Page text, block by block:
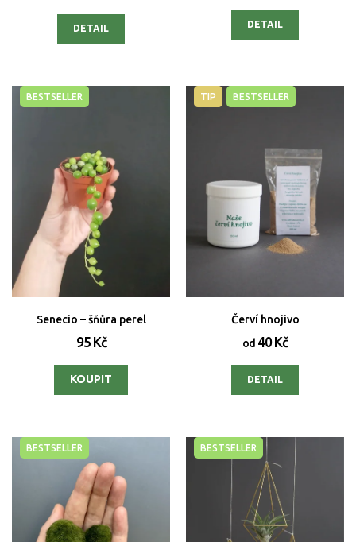
DETAIL DETAIL
BESTSELLER
Senecio – šňůra perel
95 Kč
TIP BESTSELLER
Červí hnojivo
od 40 Kč
DETAIL
BESTSELLER BESTSELLER